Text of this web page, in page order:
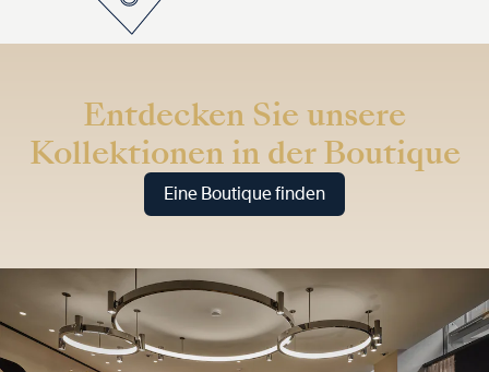
Entdecken Sie unsere
Kollektionen in der Boutique
Eine Boutique finden